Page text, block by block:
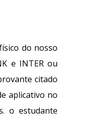
do nosso
e INTER ou
citado
aplicativo no
o estudante